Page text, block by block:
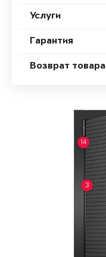
Услуги
Гарантия
Возврат товара
3
14